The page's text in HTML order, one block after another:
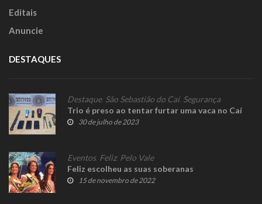
Editais
Anuncie
DESTAQUES
Destaque, São Sebastião do Caí, Segurança
Trio é preso ao tentar furtar uma vaca no Caí
30 de julho de 2023
Eventos, Feliz, Pelo Vale
Feliz escolheu as suas soberanas
15 de novembro de 2022